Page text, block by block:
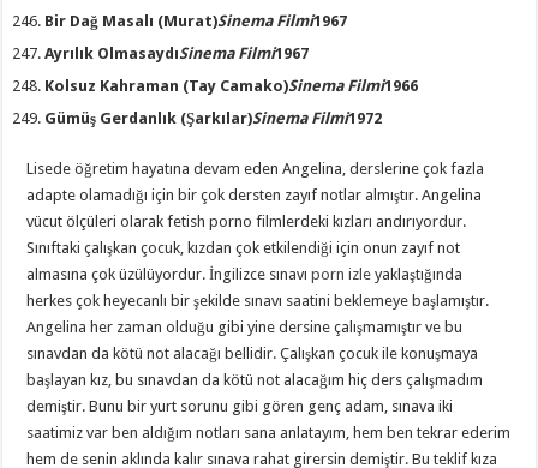
Bir Dağ Masalı (Murat)Sinema Filmi1967
Ayrılık OlmasaydıSinema Filmi1967
Kolsuz Kahraman (Tay Camako)Sinema Filmi1966
Gümüş Gerdanlık (Şarkılar)Sinema Filmi1972
Lisede öğretim hayatına devam eden Angelina, derslerine çok fazla
adapte olamadığı için bir çok dersten zayıf notlar almıştır. Angelina
vücut ölçüleri olarak fetish porno filmlerdeki kızları andırıyordur.
Sınıftaki çalışkan çocuk, kızdan çok etkilendiği için onun zayıf not
almasına çok üzülüyordur. İngilizce sınavıporn izle yaklaştığında
herkes çok heyecanlı bir şekilde sınavı saatini beklemeye başlamıştır.
Angelina her zaman olduğu gibi yine dersine çalışmamıştır ve bu
sınavdan da kötü not alacağı bellidir. Çalışkan çocuk ile konuşmaya
başlayan kız, bu sınavdan da kötü not alacağım hiç ders çalışmadım
demiştir. Bunu bir yurt sorunu gibi gören genç adam, sınava iki
saatimiz var ben aldığım notları sana anlatayım, hem ben tekrar ederim
hem de senin aklında kalır sınava rahat girersin demiştir. Bu teklif kıza